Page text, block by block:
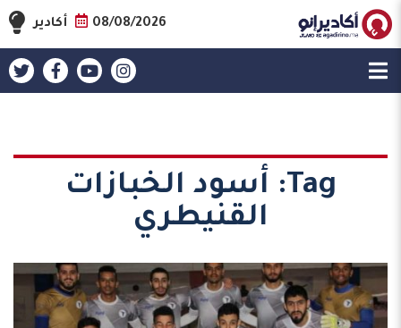
08/08/2026 أكادير
Tag:
أسود الخبازات
القنيطري